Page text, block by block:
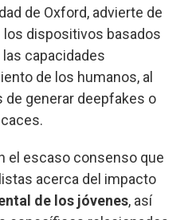
de Oxford, advierte de
los dispositivos basados
capacidades
de los humanos, al
generar deepfakes o
el escaso consenso que
acerca del impacto
de los jóvenes, así